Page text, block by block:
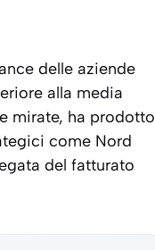
delle aziende
alla media
mirate, ha prodotto
come Nord
del fatturato